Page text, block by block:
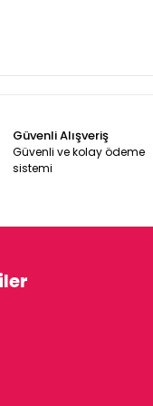
Güvenli Alışveriş
Güvenli ve kolay ödeme
sistemi